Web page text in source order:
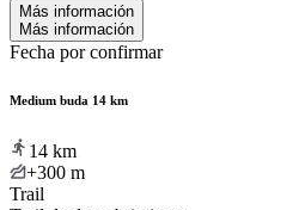
Más información
Más información
Fecha por confirmar
Medium buda 14 km
14 km
+300 m
Trail